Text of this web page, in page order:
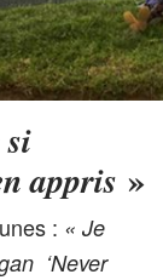
si
appris »
: « Je
‘Never